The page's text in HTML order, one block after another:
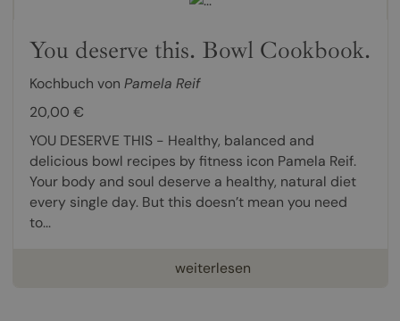
You deserve this. Bowl Cookbook.
Kochbuch von Pamela Reif
20,00 €
YOU DESERVE THIS - Healthy, balanced and
delicious bowl recipes by fitness icon Pamela Reif.
Your body and soul deserve a healthy, natural diet
every single day. But this doesn’t mean you need
to...
weiterlesen